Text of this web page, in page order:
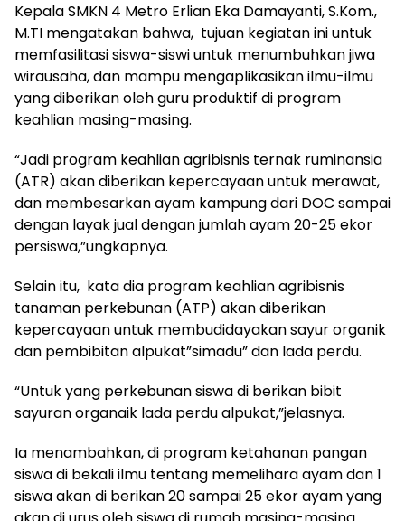
Kepala SMKN 4 Metro Erlian Eka Damayanti, S.Kom.,
M.TI mengatakan bahwa, tujuan kegiatan ini untuk
memfasilitasi siswa-siswi untuk menumbuhkan jiwa
wirausaha, dan mampu mengaplikasikan ilmu-ilmu
yang diberikan oleh guru produktif di program
keahlian masing-masing.
“Jadi program keahlian agribisnis ternak ruminansia
(ATR) akan diberikan kepercayaan untuk merawat,
dan membesarkan ayam kampung dari DOC sampai
dengan layak jual dengan jumlah ayam 20-25 ekor
persiswa,”ungkapnya.
Selain itu, kata dia program keahlian agribisnis
tanaman perkebunan (ATP) akan diberikan
kepercayaan untuk membudidayakan sayur organik
dan pembibitan alpukat”simadu” dan lada perdu.
“Untuk yang perkebunan siswa di berikan bibit
sayuran organaik lada perdu alpukat,”jelasnya.
Ia menambahkan, di program ketahanan pangan
siswa di bekali ilmu tentang memelihara ayam dan 1
siswa akan di berikan 20 sampai 25 ekor ayam yang